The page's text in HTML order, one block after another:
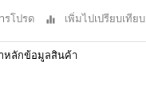
รโปรด เพิ่มไปเปรียบเทียบ
หลักข้อมูลสินค้า